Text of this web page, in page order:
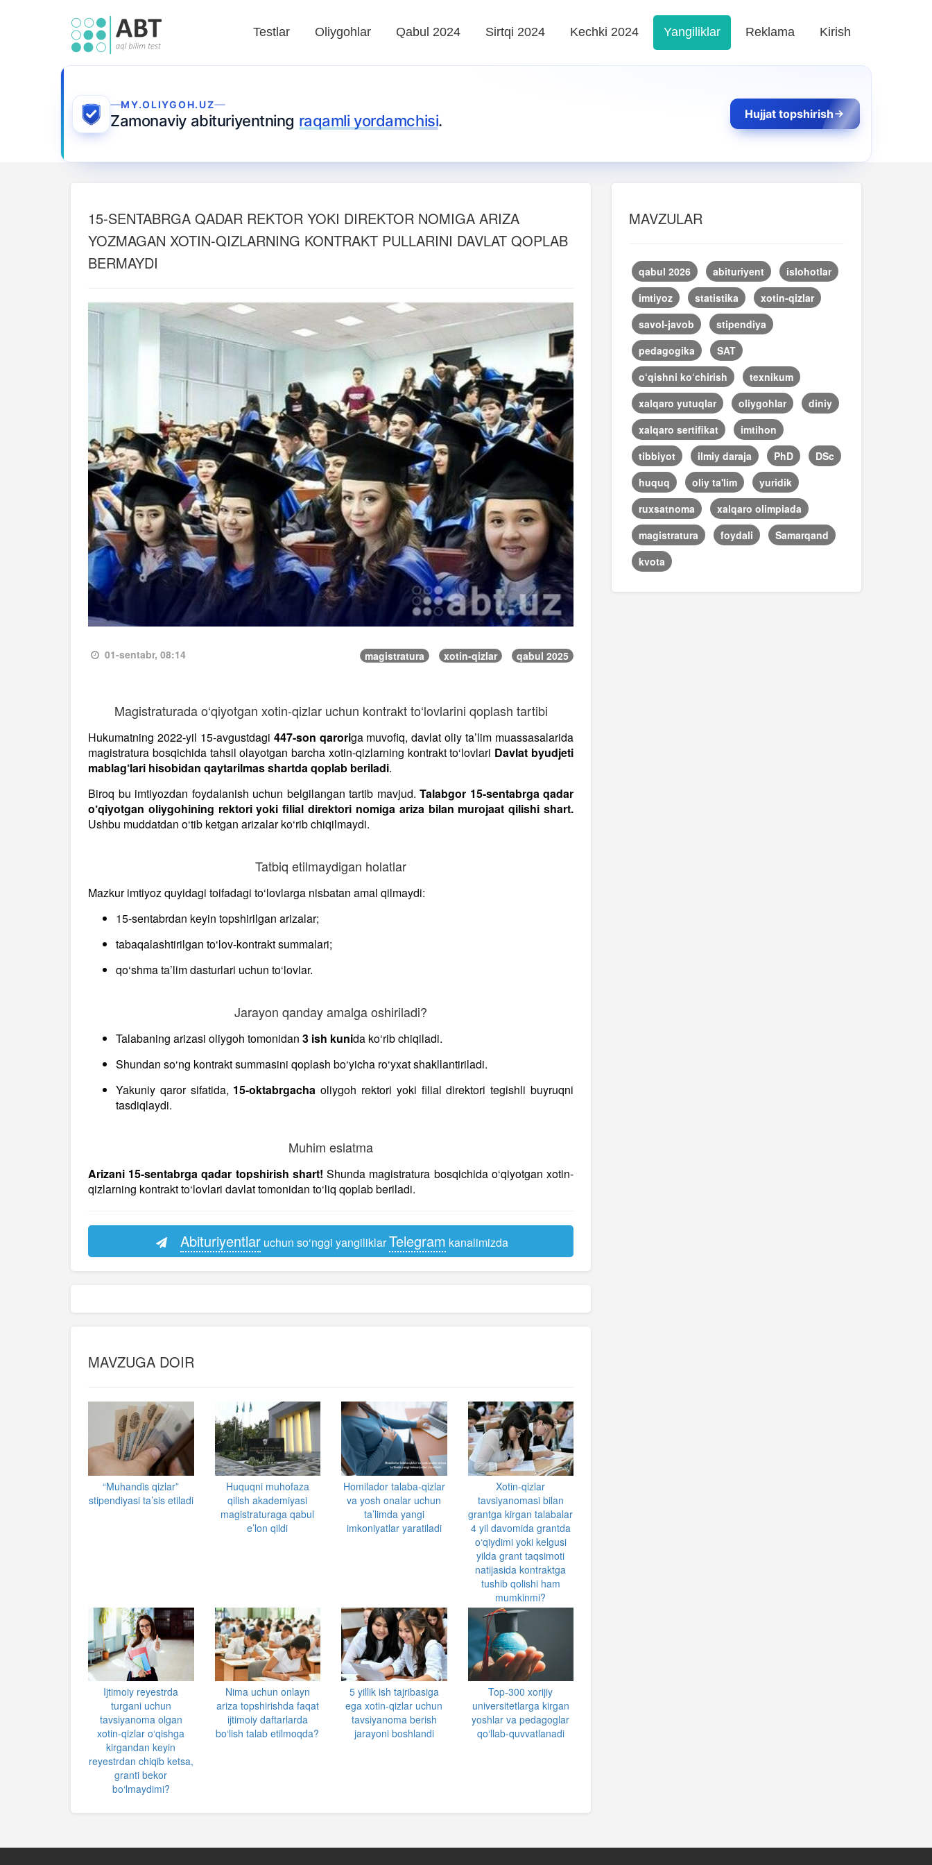
Testlar Oliygohlar Qabul 2024 Sirtqi 2024 Kechki 2024 Yangiliklar Reklama Kirish
MY.OLIYGOH.UZ
Zamonaviy abituriyentning raqamli yordamchisi. Hujjat topshirish
15-SENTABRGA QADAR REKTOR YOKI DIREKTOR NOMIGA ARIZA
YOZMAGAN XOTIN-QIZLARNING KONTRAKT PULLARINI DAVLAT QOPLAB
BERMAYDI
01-sentabr, 08:14 magistratura xotin-qizlar qabul 2025
Magistraturada o‘qiyotgan xotin-qizlar uchun kontrakt to‘lovlarini qoplash tartibi
Hukumatning 2022-yil 15-avgustdagi 447-son qaroriga muvofiq, davlat oliy ta’lim muassasalarida
magistratura bosqichida tahsil olayotgan barcha xotin-qizlarning kontrakt to‘lovlari Davlat byudjeti
mablag‘lari hisobidan qaytarilmas shartda qoplab beriladi.
Biroq bu imtiyozdan foydalanish uchun belgilangan tartib mavjud. Talabgor 15-sentabrga qadar
o‘qiyotgan oliygohining rektori yoki filial direktori nomiga ariza bilan murojaat qilishi shart.
Ushbu muddatdan o‘tib ketgan arizalar ko‘rib chiqilmaydi.
Tatbiq etilmaydigan holatlar
Mazkur imtiyoz quyidagi toifadagi to‘lovlarga nisbatan amal qilmaydi:
15-sentabrdan keyin topshirilgan arizalar;
tabaqalashtirilgan to‘lov-kontrakt summalari;
qo‘shma ta’lim dasturlari uchun to‘lovlar.
Jarayon qanday amalga oshiriladi?
Talabaning arizasi oliygoh tomonidan 3 ish kunida ko‘rib chiqiladi.
Shundan so‘ng kontrakt summasini qoplash bo‘yicha ro‘yxat shakllantiriladi.
Yakuniy qaror sifatida, 15-oktabrgacha oliygoh rektori yoki filial direktori tegishli buyruqni
tasdiqlaydi.
Muhim eslatma
Arizani 15-sentabrga qadar topshirish shart! Shunda magistratura bosqichida o‘qiyotgan xotin-
qizlarning kontrakt to‘lovlari davlat tomonidan to‘liq qoplab beriladi.
Abituriyentlaruchun so‘nggi yangiliklarTelegram kanalimizda
MAVZUGA DOIR
“Muhandis qizlar”
stipendiyasi ta’sis etiladi
Huquqni muhofaza
qilish akademiyasi
magistraturaga qabul
e’lon qildi
Homilador talaba-qizlar
va yosh onalar uchun
ta’limda yangi
imkoniyatlar yaratiladi
Xotin-qizlar
tavsiyanomasi bilan
grantga kirgan talabalar
4 yil davomida grantda
o‘qiydimi yoki kelgusi
yilda grant taqsimoti
natijasida kontraktga
tushib qolishi ham
mumkinmi?
Ijtimoiy reyestrda
turgani uchun
tavsiyanoma olgan
xotin-qizlar o‘qishga
kirgandan keyin
reyestrdan chiqib ketsa,
granti bekor
bo‘lmaydimi?
Nima uchun onlayn
ariza topshirishda faqat
ijtimoiy daftarlarda
bo‘lish talab etilmoqda?
5 yillik ish tajribasiga
ega xotin-qizlar uchun
tavsiyanoma berish
jarayoni boshlandi
Top-300 xorijiy
universitetlarga kirgan
yoshlar va pedagoglar
qo‘llab-quvvatlanadi
MAVZULAR
qabul 2026 abituriyent
islohotlar
imtiyoz
statistika
xotin-qizlar
savol-javob
stipendiya
pedagogika
SAT
o‘qishni ko‘chirish
texnikum
xalqaro yutuqlar
oliygohlar
diniy
xalqaro sertifikat
imtihon
tibbiyot
ilmiy daraja PhD
DSc
huquq
oliy ta'lim
yuridik
ruxsatnoma
xalqaro olimpiada
magistratura
foydali
Samarqand
kvota